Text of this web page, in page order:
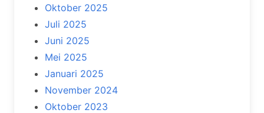
Oktober 2025
Juli 2025
Juni 2025
Mei 2025
Januari 2025
November 2024
Oktober 2023